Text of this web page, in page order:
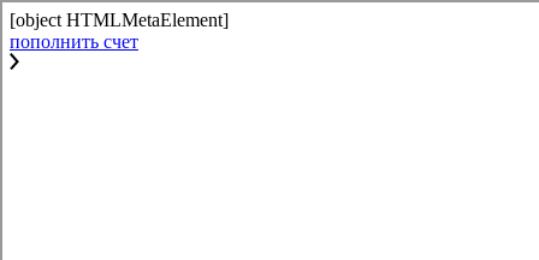
[object HTMLMetaElement]
пополнить счет